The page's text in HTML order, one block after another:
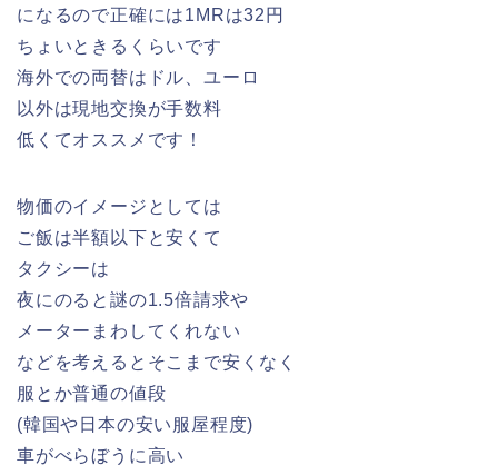
になるので正確には1MRは32円
ちょいときるくらいです
海外での両替はドル、ユーロ
以外は現地交換が手数料
低くてオススメです！
物価のイメージとしては
ご飯は半額以下と安くて
タクシーは
夜にのると謎の1.5倍請求や
メーターまわしてくれない
などを考えるとそこまで安くなく
服とか普通の値段
(韓国や日本の安い服屋程度)
車がべらぼうに高い